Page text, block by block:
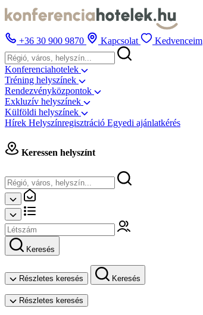
+36 30 900 9870 Kapcsolat Kedvenceim
Konferenciahotelek
Tréning helyszínek
Rendezvényközpontok
Exkluzív helyszínek
Külföldi helyszínek
Hírek Helyszínregisztráció Egyedi ajánlatkérés
Keressen helyszínt
Keresés
Részletes keresés Keresés
Részletes keresés